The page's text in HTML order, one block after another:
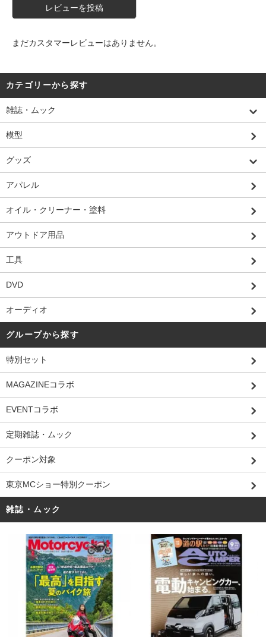
レビューを投稿
まだカスタマーレビューはありません。
カテゴリーから探す
雑誌・ムック
模型
グッズ
アパレル
オイル・クリーナー・塗料
アウトドア用品
工具
DVD
オーディオ
グループから探す
特別セット
MAGAZINEコラボ
EVENTコラボ
定期雑誌・ムック
クーポン対象
東京MCショー特別クーポン
雑誌・ムック